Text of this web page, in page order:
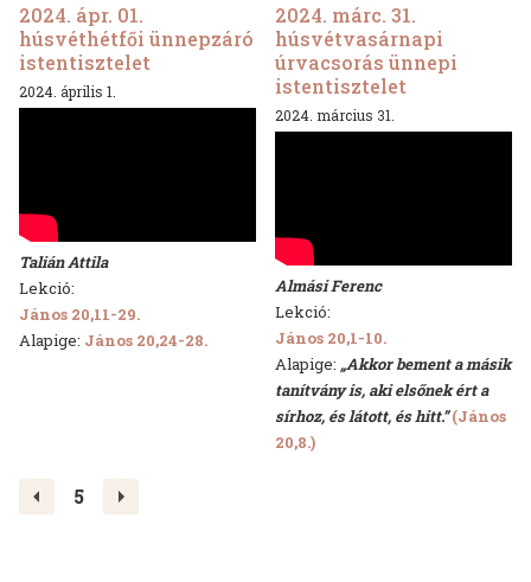
2024. ápr. 01.
húsvéthétfői ünnepzáró
istentisztelet
2024. április 1.
Talián Attila
Lekció:
János 20,11-29.
Alapige: János 20,24-28.
2024. márc. 31.
húsvétvasárnapi
úrvacsorás ünnepi
istentisztelet
2024. március 31.
Almási Ferenc
Lekció:
János 20,1-10.
Alapige: „Akkor bement a másik
tanítvány is, aki elsőnek ért a
sírhoz, és látott, és hitt.” (János
20,8.)
5